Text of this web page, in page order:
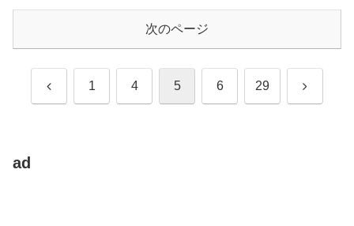
次のページ
前 1 4 5 6 29 次
ad